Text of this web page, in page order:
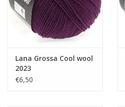
Lana Grossa Cool wool
2023
€6,50